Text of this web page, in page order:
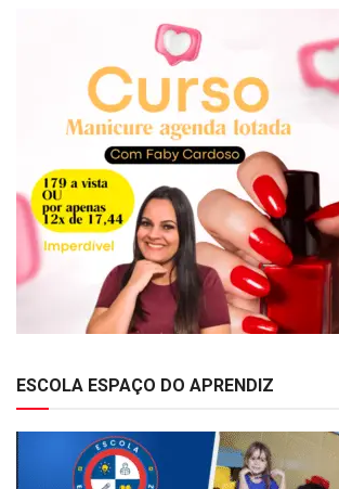
ESCOLA ESPAÇO DO APRENDIZ